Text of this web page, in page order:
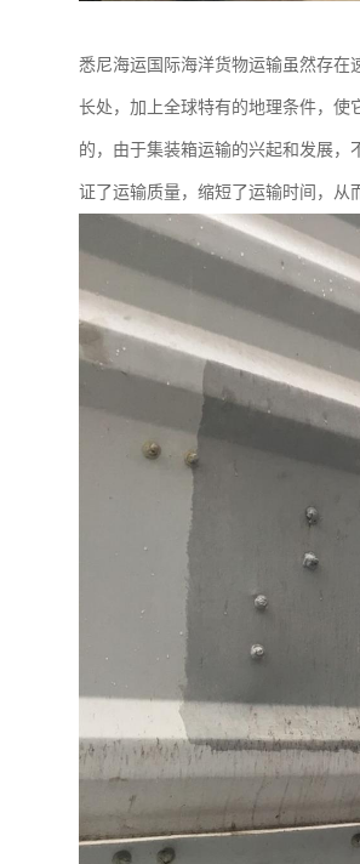
悉尼海运国际海洋货物运输虽然存在
长处，加上全球特有的地理条件，使
的，由于集装箱运输的兴起和发展
证了运输质量，缩短了运输时间，从